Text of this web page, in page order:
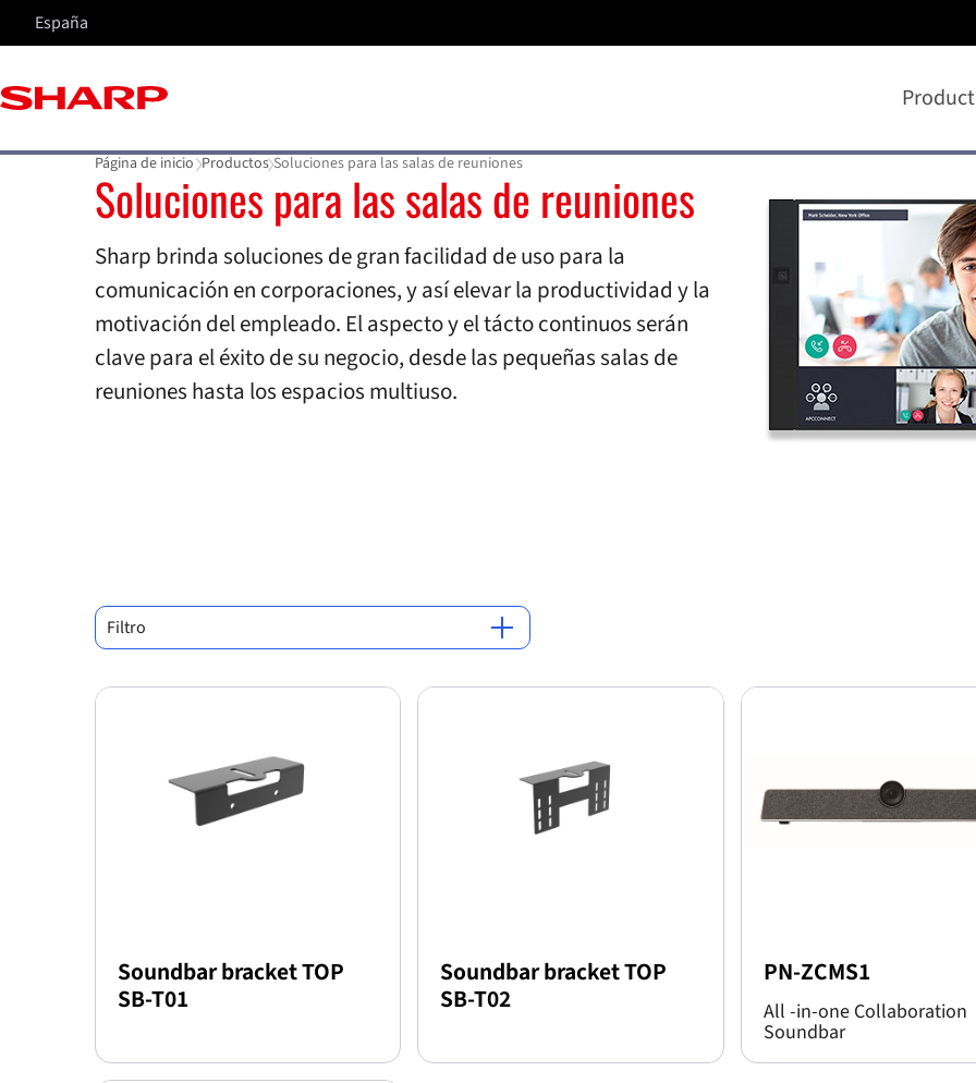
España
Página de inicio Productos Soluciones para las salas de reuniones
Soluciones para las salas de reuniones
Soluciones para las salas de reuniones
Sharp brinda soluciones de gran facilidad de uso para la
comunicación en corporaciones, y así elevar la productividad y la
motivación del empleado. El aspecto y el tácto continuos serán
clave para el éxito de su negocio, desde las pequeñas salas de
reuniones hasta los espacios multiuso.
Filtro
Soundbar bracket TOP
SB-T01
Soundbar bracket TOP
SB-T02
PN-ZCMS1
All -in-one Collaboration
Soundbar